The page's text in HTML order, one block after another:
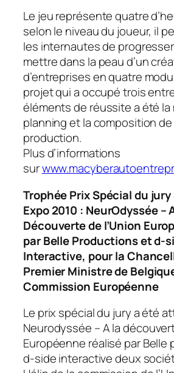
Le jeu représente quatre
selon le niveau du joueur, il
les internautes de
mettre dans la peau d’un
d’entreprises en quatre
projet qui a occupé trois
éléments de réussite a été la
planning et la composition de
production.
Plus d’informations
sur
Trophée Prix Spécial du
Expo 2010 : NeurOdyssée –
Découverte de l’Union
par Belle Productions et d-
Interactive, pour la
Premier Ministre de
Commission Européenne
Le prix spécial du jury a été
Neurodyssée – A la
Européenne réalisé par
d-side interactive deux